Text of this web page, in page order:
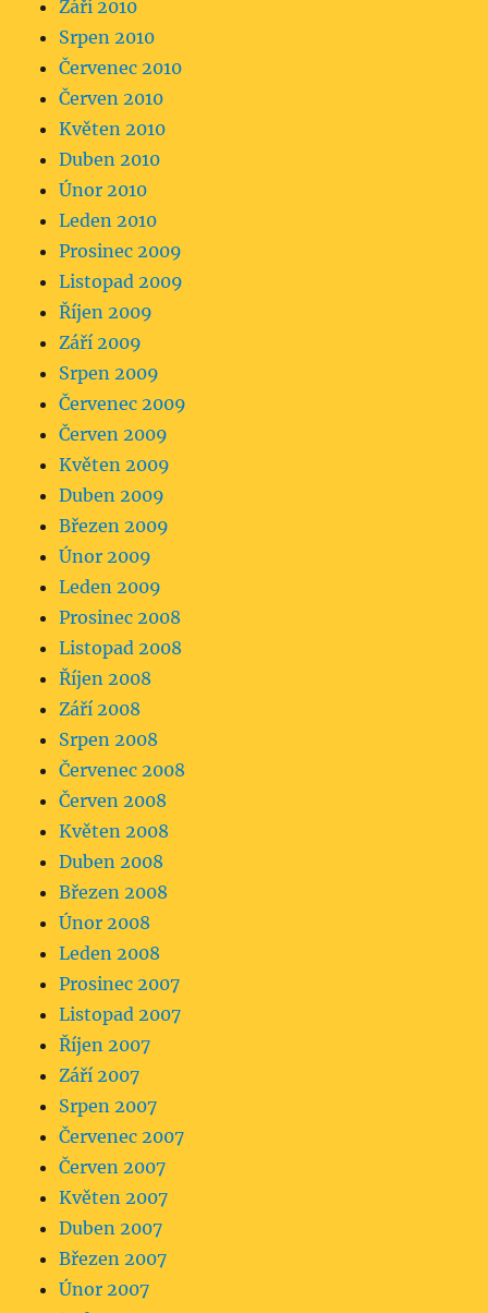
Září 2010
Srpen 2010
Červenec 2010
Červen 2010
Květen 2010
Duben 2010
Únor 2010
Leden 2010
Prosinec 2009
Listopad 2009
Říjen 2009
Září 2009
Srpen 2009
Červenec 2009
Červen 2009
Květen 2009
Duben 2009
Březen 2009
Únor 2009
Leden 2009
Prosinec 2008
Listopad 2008
Říjen 2008
Září 2008
Srpen 2008
Červenec 2008
Červen 2008
Květen 2008
Duben 2008
Březen 2008
Únor 2008
Leden 2008
Prosinec 2007
Listopad 2007
Říjen 2007
Září 2007
Srpen 2007
Červenec 2007
Červen 2007
Květen 2007
Duben 2007
Březen 2007
Únor 2007